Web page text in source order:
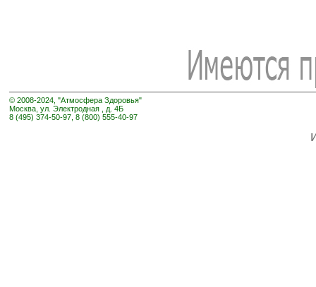
© 2008-2024, "Атмосфера Здоровья"
Москва, ул. Электродная , д. 4Б
8 (495) 374-50-97, 8 (800) 555-40-97